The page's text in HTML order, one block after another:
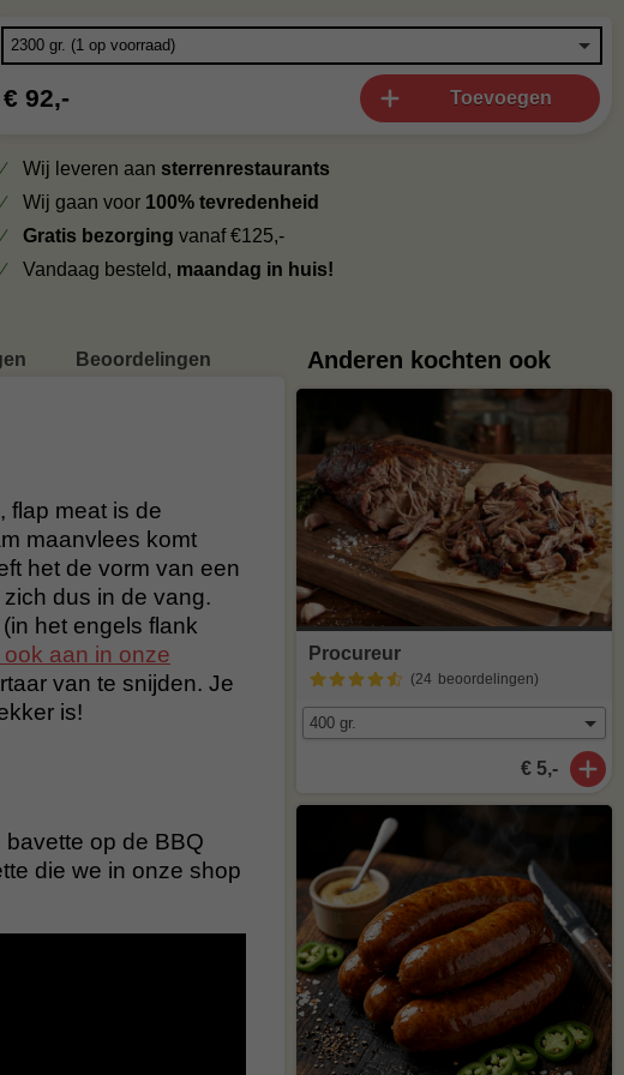
€ 92,- Toevoegen
Wij leveren aan sterrenrestaurants
Wij gaan voor 100% tevredenheid
Gratis bezorging vanaf €125,-
Vandaag besteld, maandag in huis!
Beoordelingen
flap meat is de
maanvlees komt
het de vorm van een
dus in de vang.
het engels flank
aan in onze
van te snijden. Je
is!
op de BBQ
die we in onze shop
Anderen kochten ook
Procureur
(24 beoordelingen)
€ 5,-